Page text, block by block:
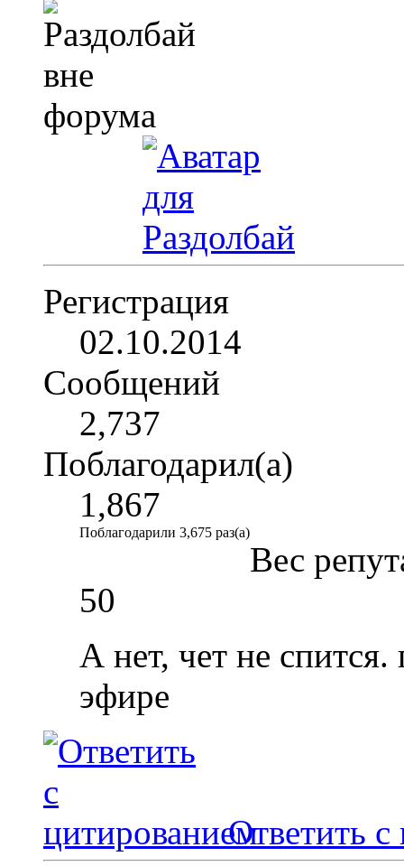
Регистрация
02.10.2014
Сообщений
2,737
Поблагодарил(а)
1,867
Поблагодарили 3,675 раз(а)
Вес
50
А нет, чет не
эфире
Ответить с